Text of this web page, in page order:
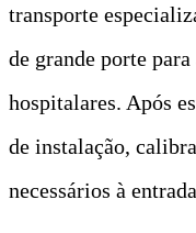
transporte
de grande porte
hospitalares. Após
de instalação,
necessários à